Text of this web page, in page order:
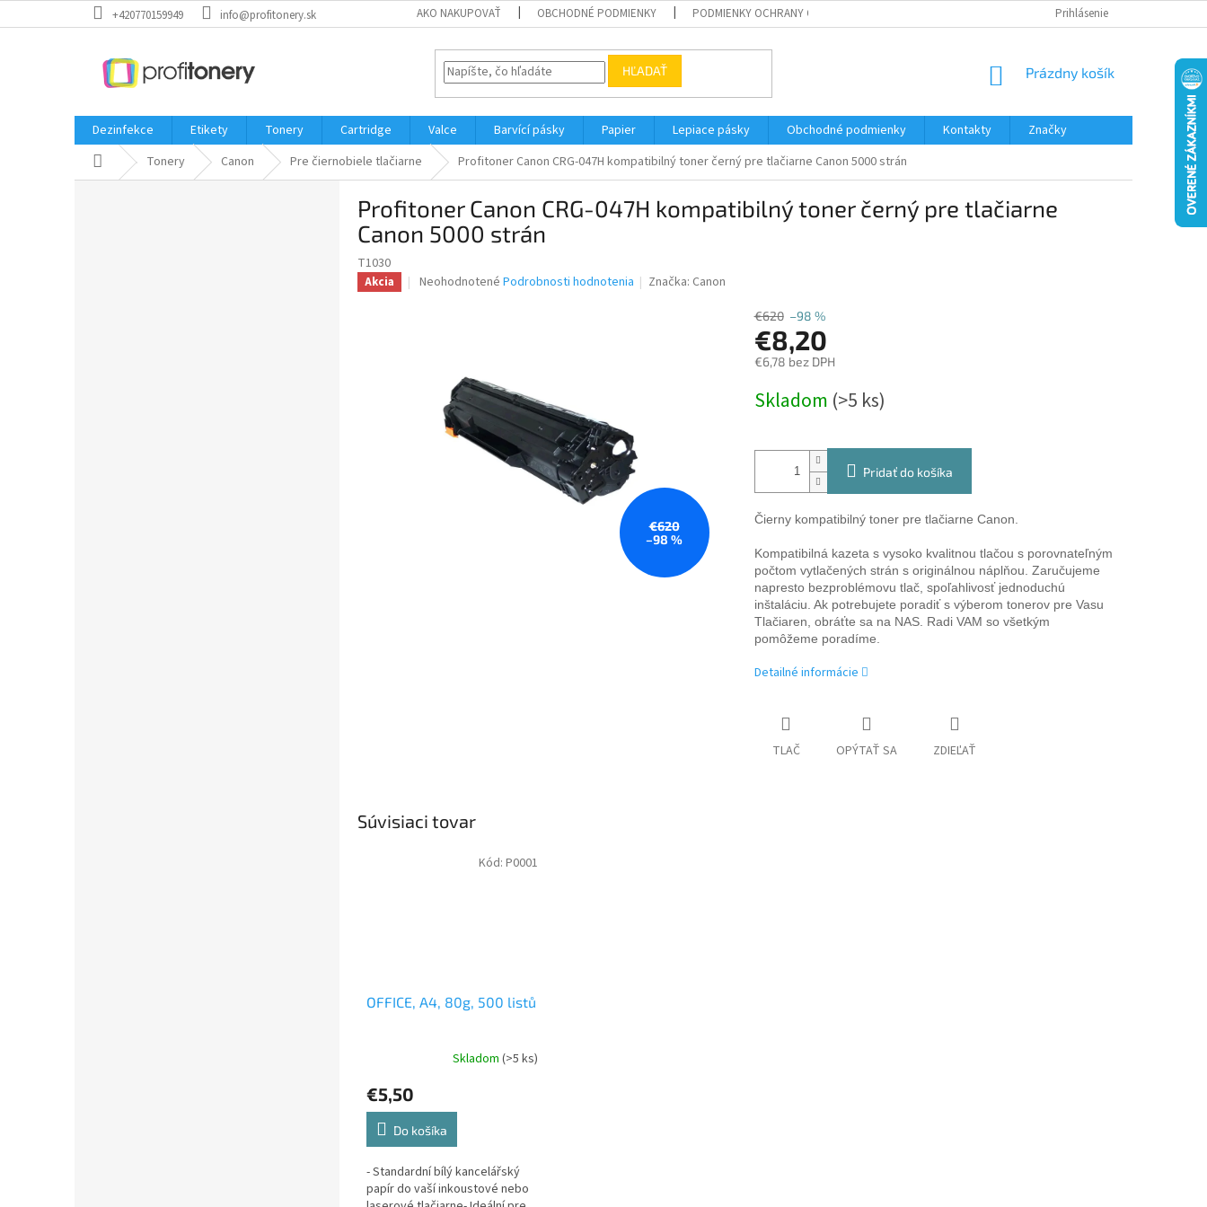
na
+420770159949 info@profitonery.sk AKO NAKUPOVAŤ OBCHODNÉ PODMIENKY PODMIENKY OCHRANY OSOBNÝCH ÚDAJOV Prihlásenie
HĽADAŤ
NÁKUPNÝ
Prázdny košík
Dezinfekce Etikety Tonery Cartridge Valce Barvící pásky Papier Lepiace pásky Obchodné podmienky Kontakty
Značky
Domov Tonery Canon Pre čiernobiele tlačiarne Profitoner Canon CRG-047H kompatibilný toner černý pre tlačiarne Canon 5000 strán
Profitoner Canon CRG-047H kompatibilný toner černý pre tlačiarne
Canon 5000 strán
T1030
Akcia
Priemerné
hviezdičiek.
Neohodnotené Podrobnosti hodnotenia Značka: Canon
€620
–98 %
€620 –98 %
€8,20
€6,78 bez DPH
cena:
Skladom (>5 ks)
Pridať do košíka
Čierny kompatibilný toner pre tlačiarne Canon.
Kompatibilná kazeta s vysoko kvalitnou tlačou s porovnateľným
počtom vytlačených strán s originálnou náplňou. Zaručujeme
napresto bezproblémovu tlač, spoľahlivosť jednoduchú
inštaláciu. Ak potrebujete poradiť s výberom tonerov pre Vasu
Tlačiaren, obráťte sa na NAS. Radi VAM so všetkým
pomôžeme poradíme.
Detailné informácie
TLAČ OPÝTAŤ SA ZDIEĽAŤ
Súvisiaci tovar
OFFICE, A4, 80g, 500 listů
Skladom (>5 ks)
€5,50
Do košíka
- Standardní bílý kancelářský
papír do vaší inkoustové nebo
Kód: P0001